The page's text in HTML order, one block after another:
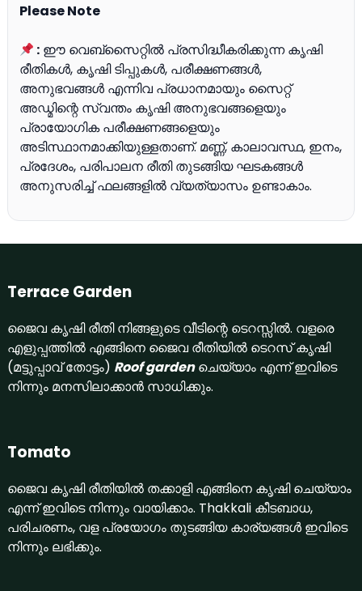
Please Note
: ഈ വെബ്സൈറ്റിൽ പ്രസിദ്ധീകരിക്കുന്ന കൃഷി
രീതികൾ, കൃഷി ടിപ്പുകൾ, പരീക്ഷണങ്ങൾ,
അനുഭവങ്ങൾ എന്നിവ പ്രധാനമായും സൈറ്റ്
അഡ്മിന്റെ സ്വന്തം കൃഷി അനുഭവങ്ങളെയും
പ്രായോഗിക പരീക്ഷണങ്ങളെയും
അടിസ്ഥാനമാക്കിയുള്ളതാണ്. മണ്ണ്, കാലാവസ്ഥ, ഇനം,
പ്രദേശം, പരിപാലന രീതി തുടങ്ങിയ ഘടകങ്ങൾ
അനുസരിച്ച് ഫലങ്ങളിൽ വ്യത്യാസം ഉണ്ടാകാം.
Terrace Garden
ജൈവ കൃഷി രീതി നിങ്ങളുടെ വീടിന്റെ ടെറസ്സില്‍. വളരെ
എളുപ്പത്തില്‍ എങ്ങിനെ ജൈവ രീതിയില്‍ ടെറസ് കൃഷി
(മട്ടുപ്പാവ് തോട്ടം) Roof gardenചെയ്യാം എന്ന് ഇവിടെ
നിന്നും മനസിലാക്കാന്‍ സാധിക്കും.
Tomato
ജൈവ കൃഷി രീതിയില്‍ തക്കാളി എങ്ങിനെ കൃഷി ചെയ്യാം
എന്ന് ഇവിടെ നിന്നും വായിക്കാം. Thakkali കീടബാധ,
പരിചരണം, വള പ്രയോഗം തുടങ്ങിയ കാര്യങ്ങള്‍ ഇവിടെ
നിന്നും ലഭിക്കും.